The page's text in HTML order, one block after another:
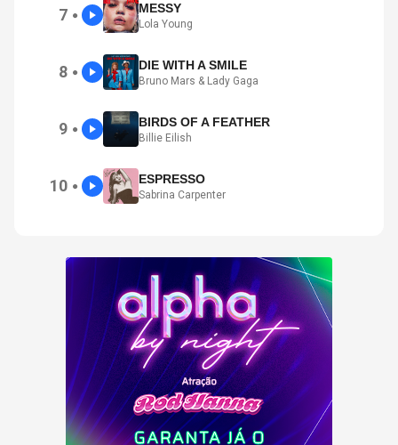
7 ● MESSY
Lola Young
8 ● DIE WITH A SMILE
Bruno Mars & Lady Gaga
9 ● BIRDS OF A FEATHER
Billie Eilish
10 ● ESPRESSO
Sabrina Carpenter